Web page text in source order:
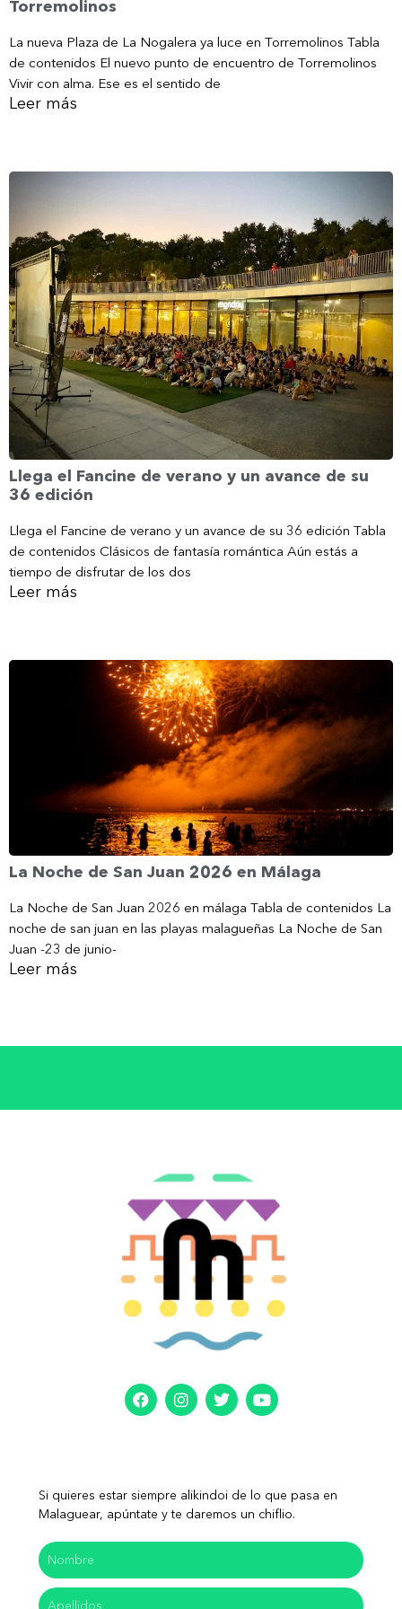
Torremolinos
La nueva Plaza de La Nogalera ya luce en Torremolinos Tabla
de contenidos El nuevo punto de encuentro de Torremolinos
Vivir con alma. Ese es el sentido de
Leer más
Llega el Fancine de verano y un avance de su
36 edición
Llega el Fancine de verano y un avance de su 36 edición Tabla
de contenidos Clásicos de fantasía romántica Aún estás a
tiempo de disfrutar de los dos
Leer más
La Noche de San Juan 2026 en Málaga
La Noche de San Juan 2026 en málaga Tabla de contenidos La
noche de san juan en las playas malagueñas La Noche de San
Juan -23 de junio-
Leer más
Si quieres estar siempre alikindoi de lo que pasa en
Malaguear, apúntate y te daremos un chiflio.